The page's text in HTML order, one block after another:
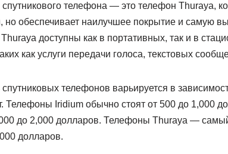
спутникового телефона — это телефон Thuraya,
но обеспечивает наилучшее покрытие и самую
доступны как в портативных, так и в
как услуги передачи голоса, текстовых
телефонов варьируется в
Телефоны Iridium обычно стоят от 500 до 1,000
до 2,000 долларов. Телефоны Thuraya —
долларов.